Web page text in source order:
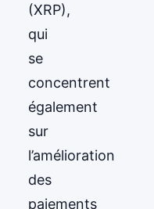
(XRP),
qui
se
concentrent
également
sur
l’amélioration
des
paiements